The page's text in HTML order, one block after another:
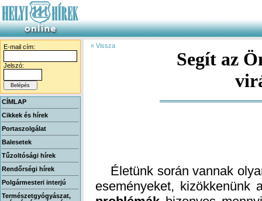
E-mail cím:
Jelszó:
CÍMLAP
Cikkek és hírek
Portaszolgálat
Balesetek
Tűzoltósági hírek
Rendőrségi hírek
Polgármesteri interjú
Természetgyógyászat,
« Vissza
Segít az
Életünk során vannak
eseményeket, kizökkenünk